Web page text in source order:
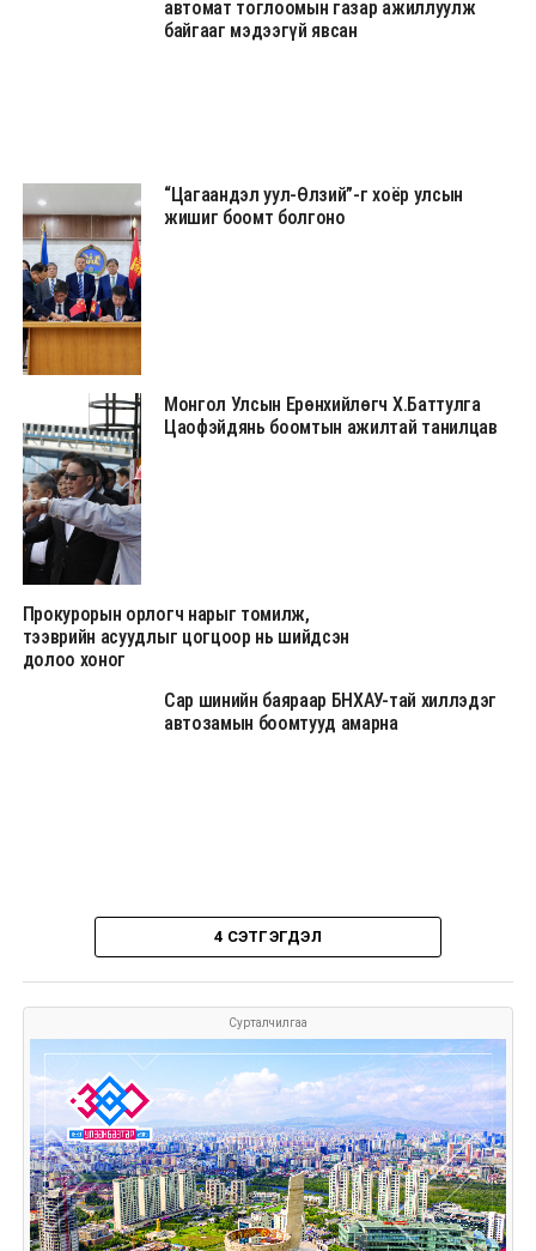
автомат тоглоомын газар ажиллуулж
байгааг мэдээгүй явсан
“Цагаандэл уул-Өлзий”-г хоёр улсын
жишиг боомт болгоно
Монгол Улсын Ерөнхийлөгч Х.Баттулга
Цаофэйдянь боомтын ажилтай танилцав
Прокурорын орлогч нарыг томилж,
тээврийн асуудлыг цогцоор нь шийдсэн
долоо хоног
Сар шинийн баяраар БНХАУ-тай хиллэдэг
автозамын боомтууд амарна
4 СЭТГЭГДЭЛ
Сурталчилгаа